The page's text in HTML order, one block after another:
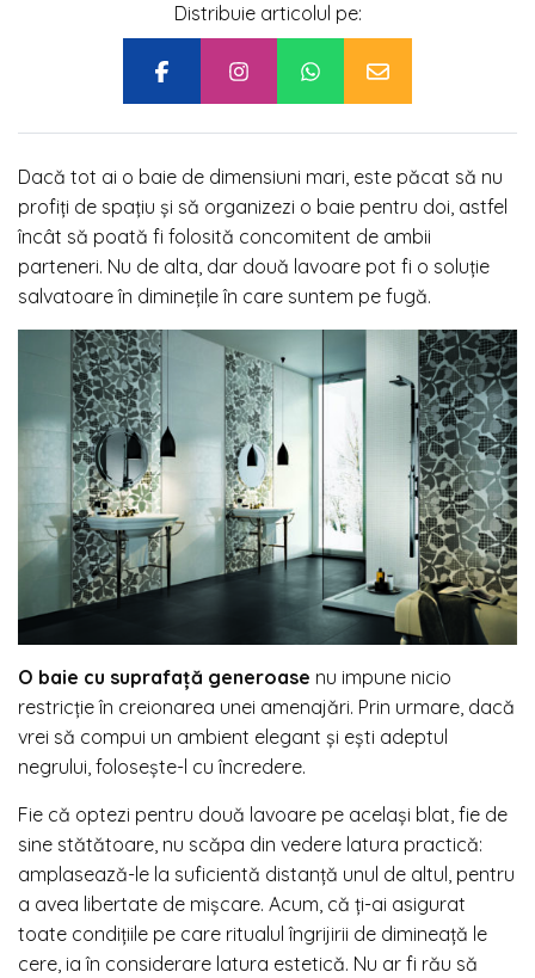
Distribuie articolul pe:
Dacă tot ai o baie de dimensiuni mari, este păcat să nu
profiți de spațiu și să organizezi o baie pentru doi, astfel
încât să poată fi folosită concomitent de ambii
parteneri. Nu de alta, dar două lavoare pot fi o soluție
salvatoare în diminețile în care suntem pe fugă.
O baie cu suprafață generoase nu impune nicio
restricție în creionarea unei amenajări. Prin urmare, dacă
vrei să compui un ambient elegant și ești adeptul
negrului, folosește-l cu încredere.
Fie că optezi pentru două lavoare pe același blat, fie de
sine stătătoare, nu scăpa din vedere latura practică:
amplasează-le la suficientă distanță unul de altul, pentru
a avea libertate de mișcare. Acum, că ți-ai asigurat
toate condițiile pe care ritualul îngrijirii de dimineață le
cere, ia în considerare latura estetică. Nu ar fi rău să